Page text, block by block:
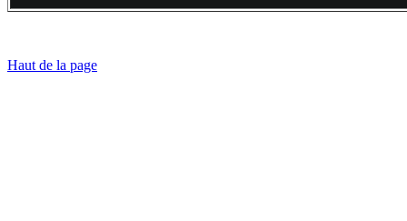
Haut de la page